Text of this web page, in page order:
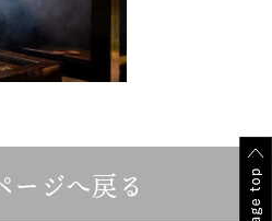
ージへ戻る